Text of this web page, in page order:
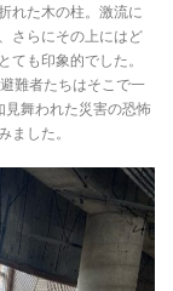
れた木の柱。激流に
さらにその上にはど
も印象的でした。
難者たちはそこで一
舞われた災害の恐怖
した。